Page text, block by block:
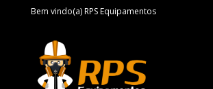
Bem vindo(a) RPS Equipamentos